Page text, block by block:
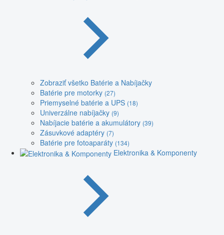
Zobraziť všetko Batérie a Nabíjačky
Batérie pre motorky (27)
Priemyselné batérie a UPS (18)
Univerzálne nabíjačky (9)
Nabíjacie batérie a akumulátory (39)
Zásuvkové adaptéry (7)
Batérie pre fotoaparáty (134)
Elektronika & Komponenty